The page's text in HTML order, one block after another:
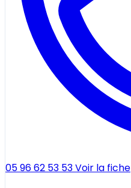
05 96 62 53 53Voir la fiche